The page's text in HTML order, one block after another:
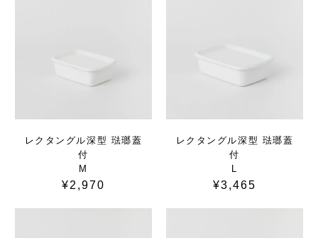
レクタングル深型 琺瑯蓋
付
M
¥2,970
レクタングル深型 琺瑯蓋
付
L
¥3,465